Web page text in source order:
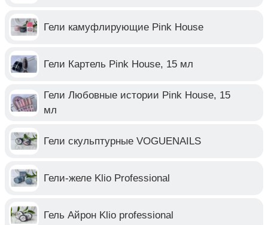
Гели камуфлирующие Pink House
Гели Картель Pink House, 15 мл
Гели Любовные истории Pink House, 15
мл
Гели скульптурные VOGUENAILS
Гели-желе Klio Professional
Гель Айрон Klio professional